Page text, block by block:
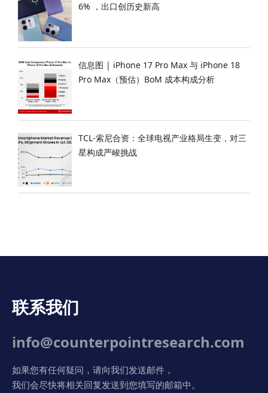
6% ，出口创历史新高
信息图 | iPhone 17 Pro Max 与 iPhone 18
Pro Max（预估）BoM 成本构成分析
TCL-索尼合资：全球电视产业格局生变，对三
星构成严峻挑战
联系我们
info@counterpointresearch.com
如果您有任何疑问，请向我们发送邮件，
我们会尽快将相关回复发送到您填写的邮箱中。